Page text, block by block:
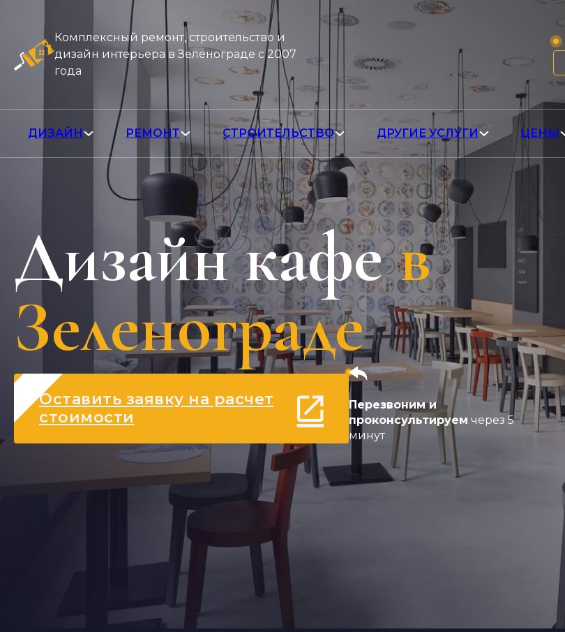
Комплексный ремонт, строительство и
дизайн интерьера в Зеленограде с 2007
года
ДИЗАЙН РЕМОНТ СТРОИТЕЛЬСТВО ДРУГИЕ УСЛУГИ ЦЕНЫ
Дизайн кафев
Зеленограде
Оставить заявку на расчет
стоимости
Перезвоним и
проконсультируем через 5
минут